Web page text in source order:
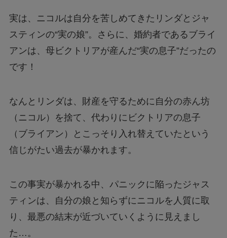
ジェームズ・ウェストンが京都で死亡？死因は
なぜ？
実は、ニコルは自分を苦しめてきたリンダとジャ
スティンの“実の娘”。さらに、婚約者であるブライ
アンは、母ビクトリアが産んだ“実の息子”だったの
です！
なんとリンダは、財産を守るために自分の赤ん坊
（ニコル）を捨て、代わりにビクトリアの息子
（ブライアン）とこっそり入れ替えていたという
信じがたい過去が暴かれます。
この事実が暴かれる中、パニックに陥ったジャス
ティンは、自分の娘と知らずにニコルを人質に取
り、最悪の結末が近づいていくように見えまし
た…。